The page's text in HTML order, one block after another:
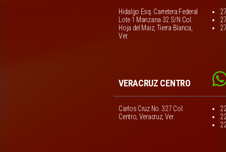
Hidalgo Esq. Carretera Federal
Lote 1 Manzana 32 S/N Col.
Hoja del Maiz, Tierra Blanca,
Ver.
VERACRUZ CENTRO
Carlos Cruz No. 327 Col.
Centro, Veracruz, Ver.